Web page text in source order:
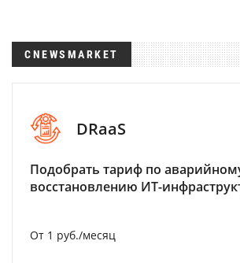
CNEWSMARKET
DRaaS
Подобрать тариф по
восстановлению ИТ-
От 1 руб./месяц